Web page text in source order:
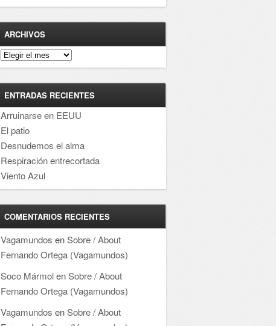
ARCHIVOS
Archivos
ENTRADAS RECIENTES
Arruinarse en EEUU
El patio
Desnudemos el alma
Respiración entrecortada
Viento Azul
COMENTARIOS RECIENTES
Vagamundos enSobre / About
Fernando Ortega (Vagamundos)
Soco MármolenSobre / About
Fernando Ortega (Vagamundos)
Vagamundos enSobre / About